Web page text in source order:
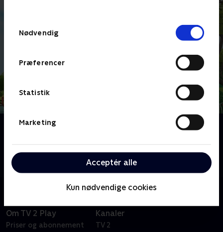
Nødvendig
Præferencer
Statistik
Marketing
Acceptér alle
Kun nødvendige cookies
Om Bing
så meget at lære, når man er lille. Heldigvis er vennen
Flopp parat til at svare på spørgsmål.
Om TV 2 Play
Priser og abonnement
Kanaler
TV 2